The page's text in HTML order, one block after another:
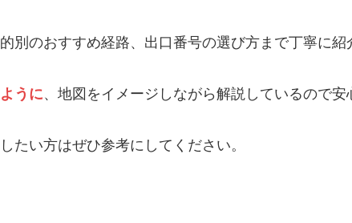
別のおすすめ経路、出口番号の選び方まで丁寧に紹
うに、地図をイメージしながら解説しているので安
たい方はぜひ参考にしてください。